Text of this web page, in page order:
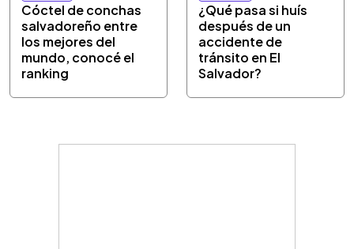
Cóctel de conchas
salvadoreño entre
los mejores del
mundo, conocé el
ranking
¿Qué pasa si huís
después de un
accidente de
tránsito en El
Salvador?